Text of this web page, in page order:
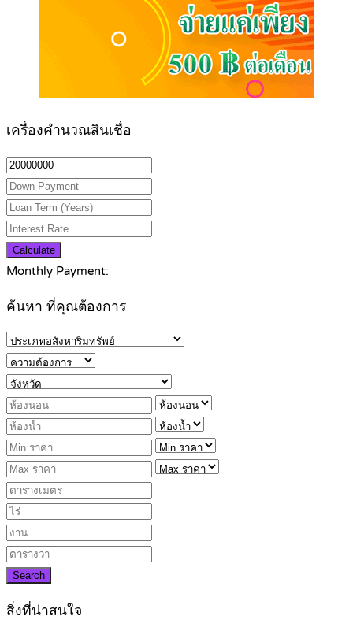
เครื่องคำนวณสินเชื่อ
Calculate
Monthly Payment:
ค้นหา ที่คุณต้องการ
Search
สิ่งที่น่าสนใจ